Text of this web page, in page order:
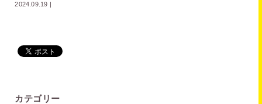
2024.09.19
カテゴリー